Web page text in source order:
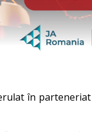
în